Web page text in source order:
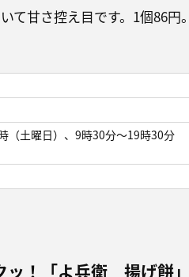
て甘さ控え目です。1個86円
（土曜日）、9時30分～19時30分
ッ！「よ兵衛 揚げ餅